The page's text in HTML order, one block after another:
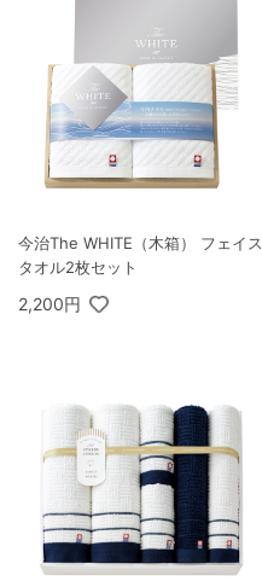
今治The WHITE（木箱） フェイス
タオル2枚セット
2,200円